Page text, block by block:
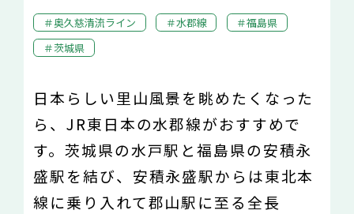
奥久慈清流ライン 水郡線
福島県
茨城県
日本らしい里山風景を眺めたくなった
ら、JR東日本の水郡線がおすすめで
す。茨城県の水戸駅と福島県の安積永
盛駅を結び、安積永盛駅からは東北本
線に乗り入れて郡山駅に至る全長